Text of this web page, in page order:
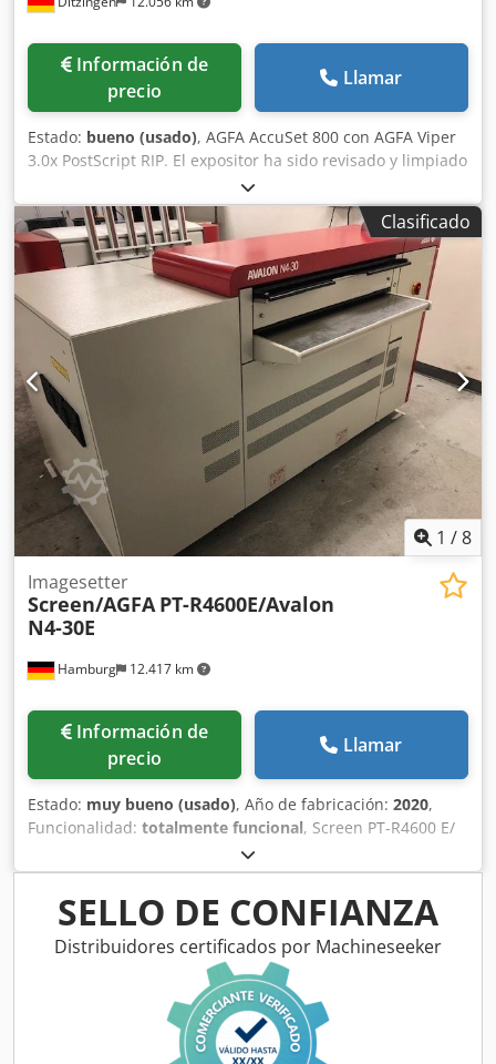
Información de
precio
Llamar
Estado: bueno (usado), AGFA AccuSet 800 con AGFA Viper
3.0x PostScript RIP. El expositor ha sido revisado y limpiado
por completo. Resoluciones: 1200, 1800 y 2400 dpi, incluye
densitómetro de películas Techkon. Con mucho gusto le
enviaremos más información e imágenes.
Remanufacturado en 2024. Csdpfsbr Ahtox Ahajha
Clasificado
1 /8
Hamburg 12.417 km
Imagesetter
Screen/AGFA PT-R4600E/Avalon
N4-30E
Información de
precio
Llamar
Estado: muy bueno (usado), Año de fabricación: 2020,
Funcionalidad: totalmente funcional, Screen PT-R4600 E/
Avalon N4-30 E N.º de serie 462xxx, 16 diodos acoplados
por fibra, Cedpfx Ahjxlf Rvoasha Contador de planchas:
10.792 Tiempo de exposición: 1,045 h Screen Blackbox
Network Interface EP-B101 RIP bajo solicitud. Todas las
ofertas sujetas a venta previa.
SELLO DE CONFIANZA
Distribuidores certificados por Machineseeker